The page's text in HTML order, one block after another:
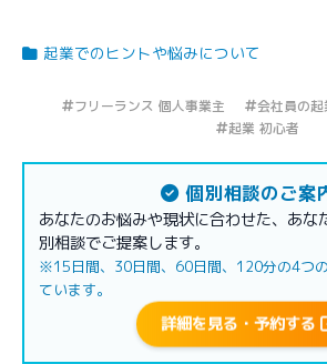
起業でのヒントや悩みについて
フリーランス 個人事業主 会社員の
起業 初心者
個別相談のご案
あなたのお悩みや現状に合わせた、あな
別相談でご提案します。
※15日間、30日間、60日間、120分の4つ
ています。
詳細を見る・予約する